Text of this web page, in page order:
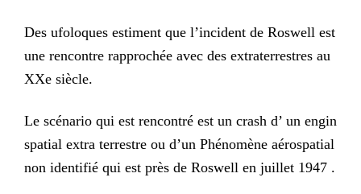
Des ufoloques estiment que l’incident de Roswell est
une rencontre rapprochée avec des extraterrestres au
XXe siècle.
Le scénario qui est rencontré est un crash d’ un engin
spatial extra terrestre ou d’un Phénomène aérospatial
non identifié qui est près de Roswell en juillet 1947 .